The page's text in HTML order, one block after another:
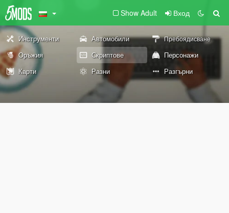
Show Adult Вход
Инструменти Автомобили Пребоядисване
Оръжия Скриптове
Персонажи
Карти
Разни Разгърни